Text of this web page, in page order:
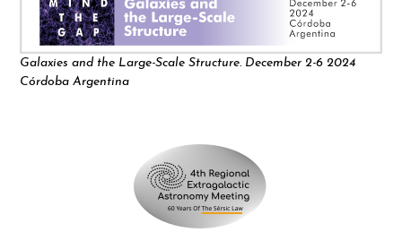
Galaxies and the Large-Scale Structure. December 2-6 2024
Córdoba Argentina